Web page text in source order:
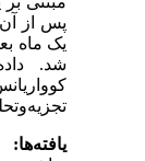
پس از
یک ماه
شد.
یافته‌ها: